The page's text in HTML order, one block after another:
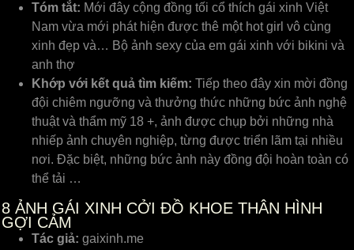
Tóm tắt: Mới đây cộng đồng tối cổ thích gái xinh Việt
Nam vừa mới phát hiện được thê một hot girl vô cùng
xinh đẹp và… Bộ ảnh sexy của em gái xinh với bikini và
anh thợ
Khớp với kết quả tìm kiếm: Tiếp theo đây xin mời đồng
đội chiêm ngưỡng và thưởng thức những bức ảnh nghệ
thuật và thẩm mỹ 18 +, ảnh được chụp bởi những nhà
nhiếp ảnh chuyên nghiệp, từng được triển lãm tại nhiều
nơi. Đặc biệt, những bức ảnh này đồng đội hoàn toàn có
thể tải …
8 ẢNH GÁI XINH CỞI ĐỒ KHOE THÂN HÌNH
GỢI CẢM
Tác giả: gaixinh.me